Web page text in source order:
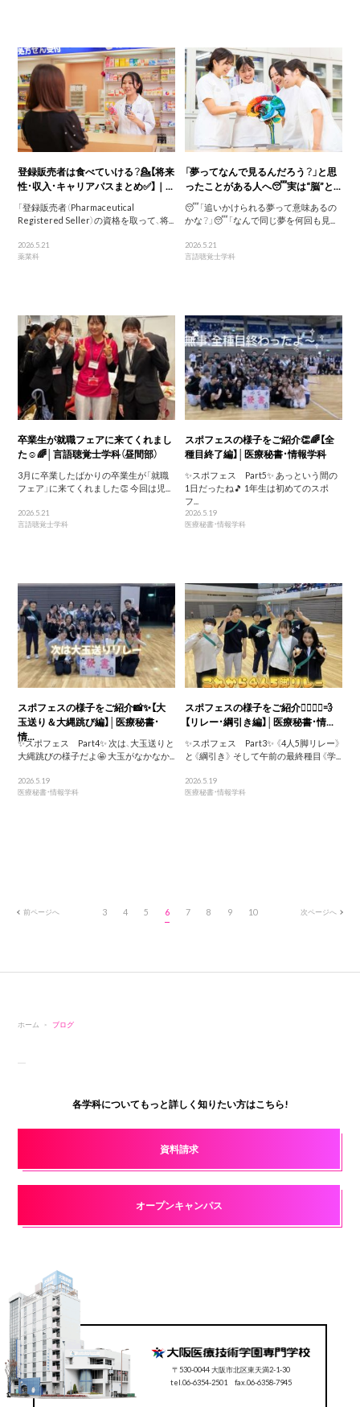
登録販売者は食べていける？💁【将来
性・収入・キャリアパスまとめ✅】｜...
「登録販売者（Pharmaceutical
Registered Seller）の資格を取って、将...
2026.5.21
薬業科
「夢ってなんで見るんだろう？」と思
ったことがある人へ😴実は“脳”と...
😴「追いかけられる夢って意味あるの
かな？」😴「なんで同じ夢を何回も見...
2026.5.21
言語聴覚士学科
卒業生が就職フェアに来てくれまし
た☺️🌈│言語聴覚士学科（昼間部）
3月に卒業したばかりの卒業生が「就職
フェア」に来てくれました👏 今回は児...
2026.5.21
言語聴覚士学科
スポフェスの様子をご紹介👏🌈【全
種目終了編】│医療秘書・情報学科
✨スポフェス Part5✨ あっという間の
1日だったね🎵 1年生は初めてのスポ
フ...
2026.5.19
医療秘書・情報学科
スポフェスの様子をご紹介📸✨【大
玉送り＆大縄跳び編】│医療秘書・
情...
✨スポフェス Part4✨ 次は、大玉送りと
大縄跳びの様子だよ🤩 大玉がなかなか...
2026.5.19
医療秘書・情報学科
スポフェスの様子をご紹介🏃‍♀️🏃‍♂️💨
【リレー・綱引き編】│医療秘書・情...
✨スポフェス Part3✨ 《4人5脚リレー》
と《綱引き》 そして午前の最終種目《学...
2026.5.19
医療秘書・情報学科
前ページへ 3 4 5 6 7 8 9 10 次ページへ
ホーム ブログ
各学科についてもっと詳しく知りたい方はこちら!
資料請求
オープンキャンパス
〒530-0044 大阪市北区東天満2-1-30
tel.06-6354-2501 fax.06-6358-7945